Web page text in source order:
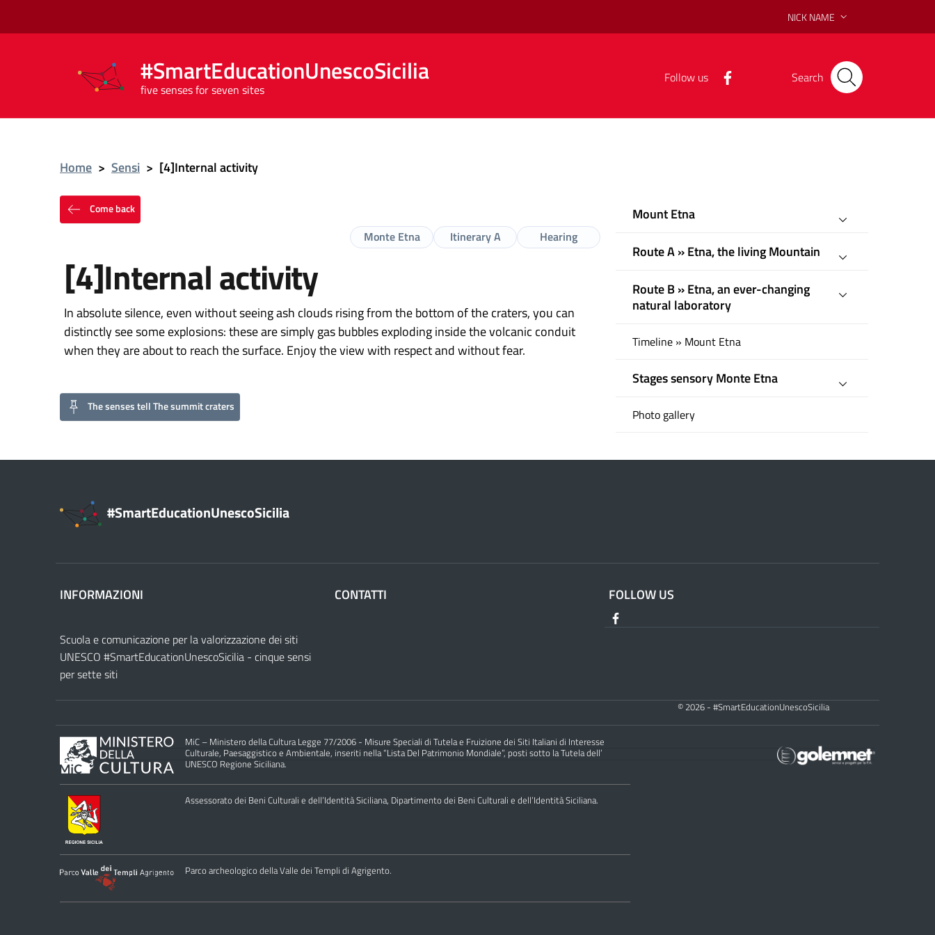
NICK NAME
#SmartEducationUnescoSicilia
five senses for seven sites
Follow us Search
Home > Sensi > [4]Internal activity
Come back
Hearing
Itinerary A
Monte Etna
[4]Internal activity
In absolute silence, even without seeing ash clouds rising from the bottom of the craters, you can
distinctly see some explosions: these are simply gas bubbles exploding inside the volcanic conduit
when they are about to reach the surface. Enjoy the view with respect and without fear.
The senses tell The summit craters
Mount Etna
Route A » Etna, the living Mountain
Route B » Etna, an ever-changing
natural laboratory
Timeline » Mount Etna
Stages sensory Monte Etna
Photo gallery
#SmartEducationUnescoSicilia
INFORMAZIONI
Scuola e comunicazione per la valorizzazione dei siti
UNESCO #SmartEducationUnescoSicilia - cinque sensi
per sette siti
CONTATTI FOLLOW US
© 2026 - #SmartEducationUnescoSicilia
MiC – Ministero della Cultura Legge 77/2006 - Misure Speciali di Tutela e Fruizione dei Siti Italiani di Interesse
Culturale, Paesaggistico e Ambientale, inseriti nella “Lista Del Patrimonio Mondiale”, posti sotto la Tutela dell’
UNESCO Regione Siciliana.
Assessorato dei Beni Culturali e dell’Identità Siciliana, Dipartimento dei Beni Culturali e dell’Identità Siciliana.
Parco archeologico della Valle dei Templi di Agrigento.